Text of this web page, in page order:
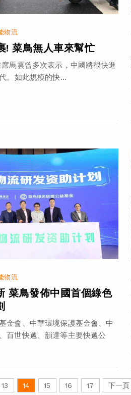
物流
! 菜鳥無人車來幫忙
馬雲曾多次表示，中國將很快進
。如此規模的快...
物流
菜鳥發佈中國首個綠色
金會、中華環境保護基金會、中
百世快遞、韻達等主要快遞公
13 14 15 16 17 下一頁